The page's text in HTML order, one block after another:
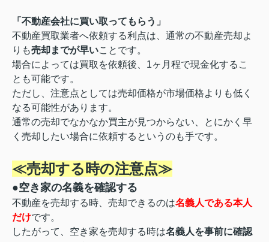
「不動産会社に買い取ってもらう」
不動産買取業者へ依頼する利点は、通常の不動産売却よ
りも売却までが早いことです。
場合によっては買取を依頼後、1ヶ月程で現金化するこ
とも可能です。
ただし、注意点としては売却価格が市場価格よりも低く
なる可能性があります。
通常の売却でなかなか買主が見つからない、とにかく早
く売却したい場合に依頼するというのも手です。
≪売却する時の注意点≫
●空き家の名義を確認する
不動産を売却する時、売却できるのは名義人である本人
だけです。
したがって、空き家を売却する時は名義人を事前に確認